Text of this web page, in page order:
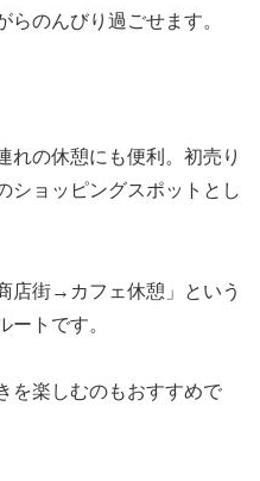
のんびり過ごせます。
れの休憩にも便利。初売り
ショッピングスポットとし
店街→カフェ休憩」という
ートです。
を楽しむのもおすすめで